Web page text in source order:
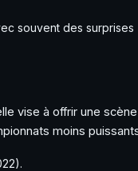
souvent des surprises
vise à offrir une scène
moins